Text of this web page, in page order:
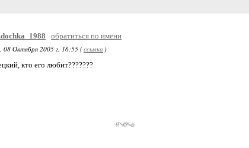
обратиться по имени
08 Октября 2005 г. 16:55 (ссылка )
кто его любит???????